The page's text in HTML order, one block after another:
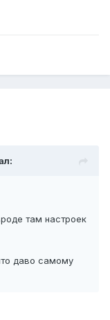
там настроек
даво самому